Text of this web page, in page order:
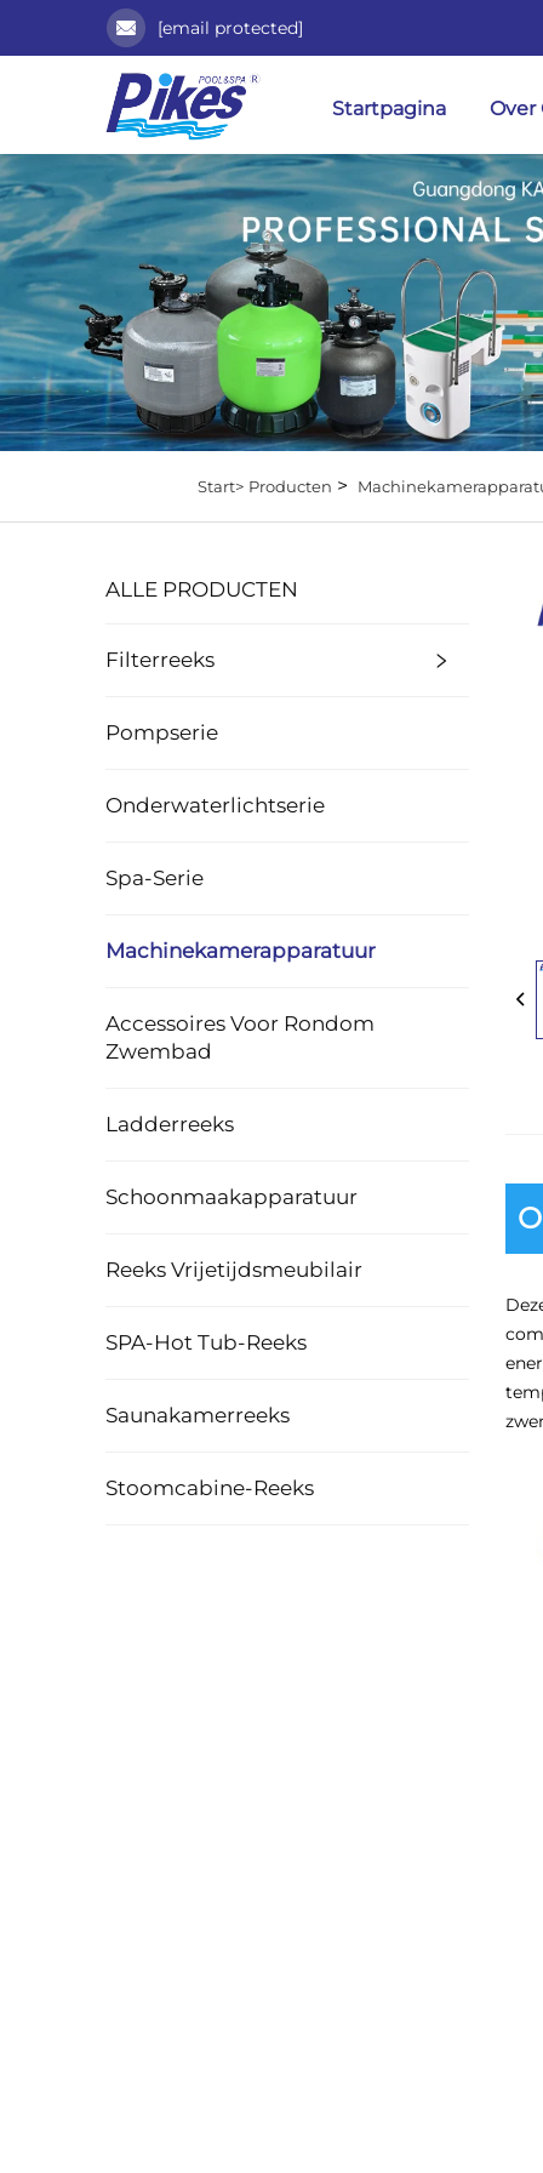
[email protected]
Startpagina Over
Start> Producten >
ALLE PRODUCTEN
Filterreeks
Pompserie
Onderwaterlichtserie
Spa-Serie
Machinekamerapparatuur
Accessoires Voor Rondom
Zwembad
Ladderreeks
Schoonmaakapparatuur
Reeks Vrijetijdsmeubilair
SPA-Hot Tub-Reeks
Saunakamerreeks
Stoomcabine-Reeks